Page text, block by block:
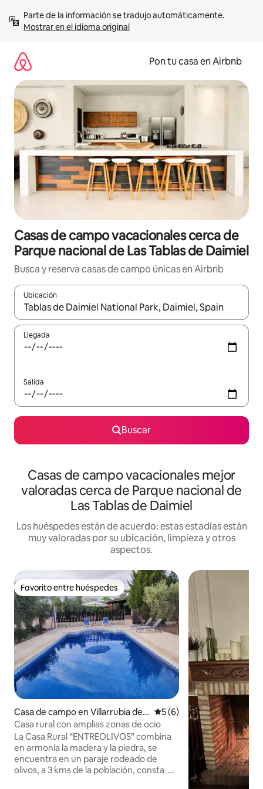
contenidoMostrar en el idioma original
Pon tu casa en Airbnb
Casas de campo vacacionales cerca de
Parque nacional de Las Tablas de Daimiel
Busca y reserva casas de campo únicas en Airbnb
Ubicación
Cuando los resultados estén disponibles, navega con las
Llegada
Salida
Buscar
Casas de campo vacacionales mejor
valoradas cerca de Parque nacional de
Las Tablas de Daimiel
Los huéspedes están de acuerdo: estas estadías están
muy valoradas por su ubicación, limpieza y otros
aspectos.
Favorito entre huéspedes
Favorito entre huéspedes
Casa de campo en Villarrubia de l
os Ojos
Calificación promedio: 5
5 (6)
Casa rural con amplias zonas de ocio
La Casa Rural “ENTREOLIVOS” combina
en armonía la madera y la piedra, se
encuentra en un paraje rodeado de
olivos, a 3 kms de la población, consta de